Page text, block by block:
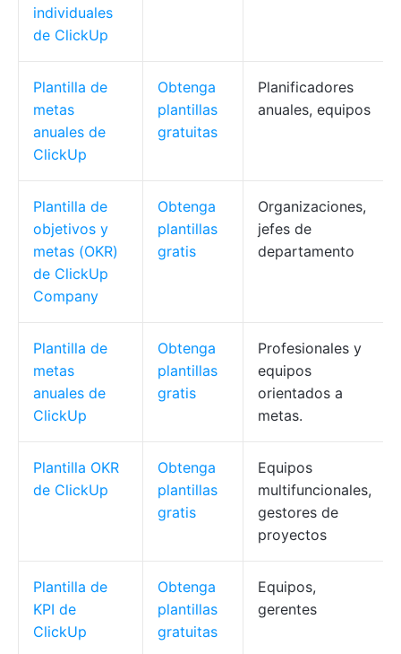
individuales
de ClickUp
Plantilla de
metas
anuales de
ClickUp
Obtenga
plantillas
gratuitas
Planificadores
anuales, equipos
Plantilla de
objetivos y
metas (OKR)
de ClickUp
Company
Obtenga
plantillas
gratis
Organizaciones,
jefes de
departamento
Plantilla de
metas
anuales de
ClickUp
Obtenga
plantillas
gratis
Profesionales y
equipos
orientados a
metas.
Plantilla OKR
de ClickUp
Obtenga
plantillas
gratis
Equipos
multifuncionales,
gestores de
proyectos
Plantilla de
KPI de
ClickUp
Obtenga
plantillas
gratuitas
Equipos,
gerentes